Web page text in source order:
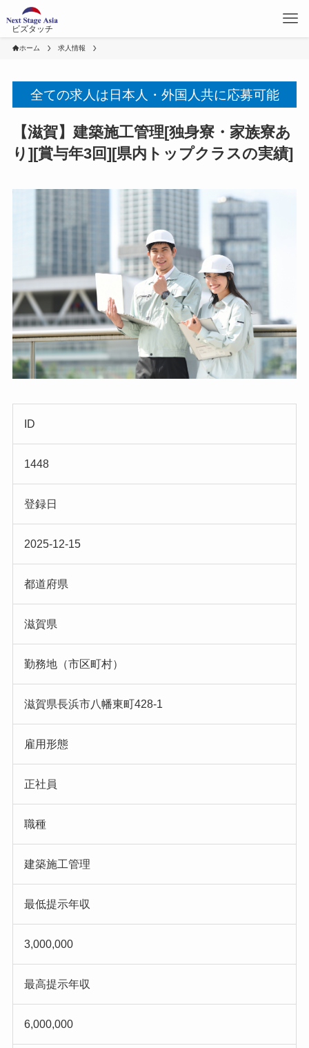
ビズタッチ
ホーム 求人情報
全ての求人は日本人・外国人共に応募可能
【滋賀】建築施工管理[独身寮・家族寮あ
り][賞与年3回][県内トップクラスの実績]
ID
1448
登録日
2025-12-15
都道府県
滋賀県
勤務地（市区町村）
滋賀県長浜市八幡東町428-1
雇用形態
正社員
職種
建築施工管理
最低提示年収
3,000,000
最高提示年収
6,000,000